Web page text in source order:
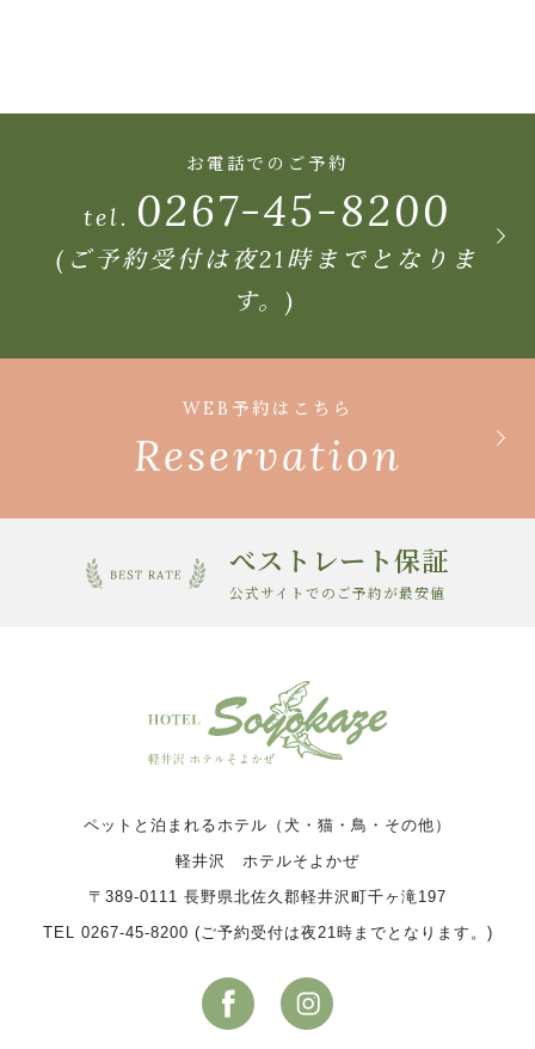
お電話でのご予約
tel. 0267-45-8200
(ご予約受付は夜21時までとなりま
す。)
WEB予約はこちら
Reservation
べストレート保証
公式サイトでのご予約が最安値
ペットと泊まれるホテル（犬・猫・鳥・その他）
軽井沢 ホテルそよかぜ
〒389-0111 長野県北佐久郡軽井沢町千ヶ滝197
TEL 0267-45-8200 (ご予約受付は夜21時までとなります。)